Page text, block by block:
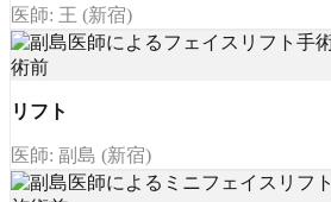
医師: 王 (新宿)
リフト
医師: 副島 (新宿)